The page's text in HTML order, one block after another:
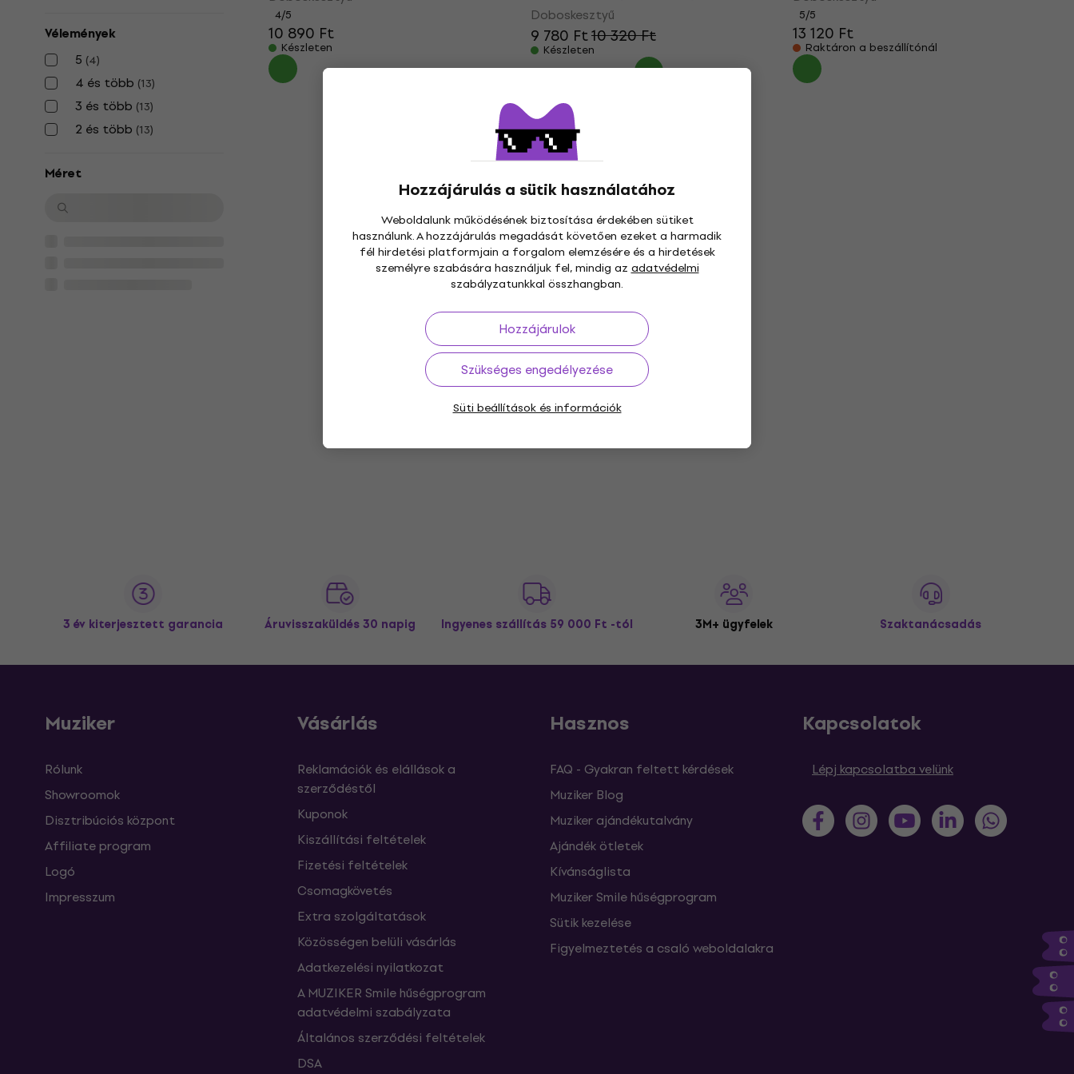
Hozzájárulás a sütik használatához
Weboldalunk működésének biztosítása érdekében sütiket
használunk. A hozzájárulás megadását követően ezeket a harmadik
fél hirdetési platformjain a forgalom elemzésére és a hirdetések
személyre szabására használjuk fel, mindig az adatvédelmi
szabályzatunkkal összhangban.
Hozzájárulok
Szükséges engedélyezése
Süti beállítások és információk
Vélemények
5 (4)
4 és több (13)
3 és több (13)
2 és több (13)
Méret
4/5
10 890 Ft
Készleten
Doboskesztyű
9 780 Ft10 320 Ft
Készleten
5/5
13 120 Ft
Raktáron a beszállítónál
3 év kiterjesztett garancia Áruvisszaküldés 30 napig Ingyenes szállítás 59 000 Ft -tól 3M+ ügyfelek Szaktanácsadás
Muziker
Rólunk
Showroomok
Disztribúciós központ
Affiliate program
Logó
Impresszum
Vásárlás
Reklamációk és elállások a
szerződéstől
Kuponok
Kiszállítási feltételek
Fizetési feltételek
Csomagkövetés
Extra szolgáltatások
Közösségen belüli vásárlás
Adatkezelési nyilatkozat
A MUZIKER Smile hűségprogram
adatvédelmi szabályzata
Általános szerződési feltételek
DSA
Hasznos
FAQ - Gyakran feltett kérdések
Muziker Blog
Muziker ajándékutalvány
Ajándék ötletek
Kívánságlista
Muziker Smile hűségprogram
Sütik kezelése
Figyelmeztetés a csaló weboldalakra
Kapcsolatok
Lépj kapcsolatba velünk